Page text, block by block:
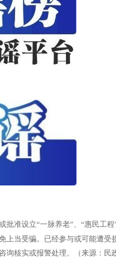
批准设立“一脉养老”、“惠民工程
上当受骗。已经参与或可能遭受
核实或报警处理。（来源：民